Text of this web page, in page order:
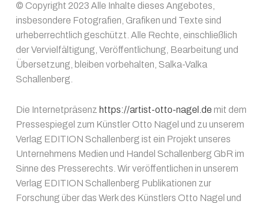
© Copyright 2023 Alle Inhalte dieses Angebotes,
insbesondere Fotografien, Grafiken und Texte sind
urheberrechtlich geschützt. Alle Rechte, einschließlich
der Vervielfältigung, Veröffentlichung, Bearbeitung und
Übersetzung, bleiben vorbehalten, Salka-Valka
Schallenberg.
Die Internetpräsenz https://artist-otto-nagel.de mit dem
Pressespiegel zum Künstler Otto Nagel und zu unserem
Verlag EDITION Schallenberg ist ein Projekt unseres
Unternehmens Medien und Handel Schallenberg GbR im
Sinne des Presserechts. Wir veröffentlichen in unserem
Verlag EDITION Schallenberg Publikationen zur
Forschung über das Werk des Künstlers Otto Nagel und